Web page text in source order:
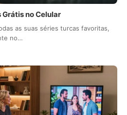
no Celular
as suas séries turcas favoritas,
no…